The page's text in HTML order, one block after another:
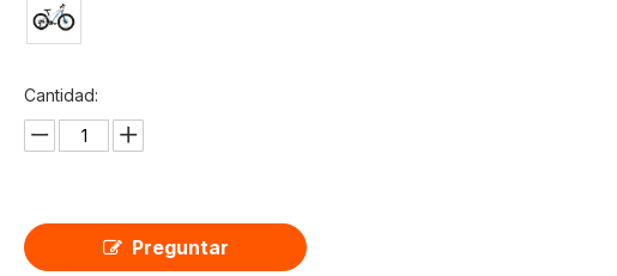
Cantidad:
Preguntar